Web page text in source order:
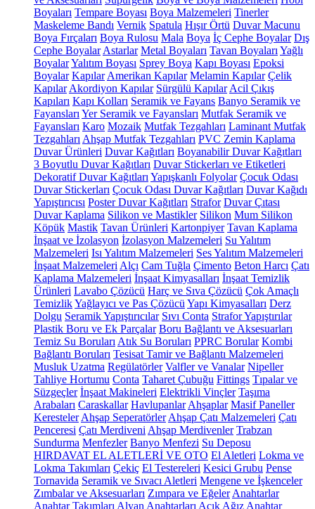
Boyaları Tempare Boyası Boya Malzemeleri Tinerler
Maskeleme Bandı Vernik Spatula Hışır Örtü Duvar Macunu
Boya Fırçaları Boya Rulosu Mala Boya İç Cephe Boyalar Dış
Cephe Boyalar Astarlar Metal Boyaları Tavan Boyaları Yağlı
BoyalarYalıtım Boyası Sprey Boya Kapı Boyası Epoksi
Boyalar Kapılar Amerikan Kapılar Melamin Kapılar Çelik
Kapılar Akordiyon Kapılar Sürgülü Kapılar Acil Çıkış
Kapıları Kapı Kolları Seramik ve Fayans Banyo Seramik ve
Fayansları Yer Seramik ve Fayansları Mutfak Seramik ve
Fayansları Karo Mozaik Mutfak Tezgahları Laminant Mutfak
Tezgahları Ahşap Mutfak Tezgahları PVC Zemin Kaplama
Duvar Ürünleri Duvar Kağıtları Boyanabilir Duvar Kağıtları
3 Boyutlu Duvar Kağıtları Duvar Stickerları ve Etiketleri
Dekoratif Duvar Kağıtları Yapışkanlı Folyolar Çocuk Odası
Duvar Stickerları Çocuk Odası Duvar Kağıtları Duvar Kağıdı
Yapıştırıcısı Poster Duvar Kağıtları Strafor Duvar Çıtası
Duvar Kaplama Silikon ve Mastikler Silikon Mum Silikon
Köpük Mastik Tavan Ürünleri Kartonpiyer Tavan Kaplama
İnşaat ve İzolasyon İzolasyon Malzemeleri Su Yalıtım
Malzemeleri Isı Yalıtım Malzemeleri Ses Yalıtım Malzemeleri
İnşaat Malzemeleri Alçı Cam Tuğla Çimento Beton Harcı Çatı
Kaplama Malzemeleri İnşaat Kimyasalları İnşaat Temizlik
Ürünleri Lavabo Çözücü Harç ve Sıva Çözücü Çok Amaçlı
TemizlikYağlayıcı ve Pas Çözücü Yapı Kimyasalları Derz
Dolgu Seramik Yapıştırıcılar Sıvı Conta Strafor Yapıştırılar
Plastik Boru ve Ek Parçalar Boru Bağlantı ve Aksesuarları
Temiz Su Boruları Atık Su Boruları PPRC Borular Kombi
Bağlantı Boruları Tesisat Tamir ve Bağlantı Malzemeleri
Musluk Uzatma Regülatörler Valfler ve Vanalar Nipeller
Tahliye Hortumu Conta Taharet Çubuğu Fittings Tıpalar ve
Süzgeçler İnşaat Makineleri Elektrikli Vinçler Taşıma
Arabaları Caraskallar Havlupanlar Ahşaplar Masif Paneller
Keresteler Ahşap Seperatörler Ahşap Çatı Malzemeleri Çatı
Penceresi Çatı Merdiveni Ahşap Merdivenler Trabzan
Sundurma Menfezler Banyo Menfezi Su Deposu
HIRDAVAT EL ALETLERİ VE OTO El Aletleri Lokma ve
Lokma Takımları Çekiç El Testereleri Kesici Grubu Pense
Tornavida Seramik ve Sıvacı Aletleri Mengene ve İşkenceler
Zımbalar ve Aksesuarları Zımpara ve Eğeler Anahtarlar
Anahtar Takımları Alyan Anahtarları Açık Ağız Anahtar